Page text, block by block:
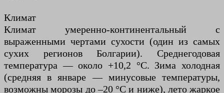
Климат
Климат умеренно-континентальный с
выраженными чертами сухости (один из самых
сухих регионов Болгарии). Среднегодовая
температура — около +10,2 °C. Зима холодная
(средняя в январе — минусовые температуры,
возможны морозы до –20 °C и ниже), лето жаркое